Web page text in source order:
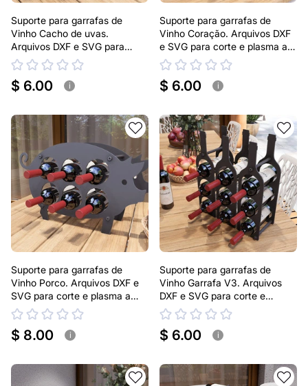
Suporte para garrafas de
Vinho Cacho de uvas.
Arquivos DXF e SVG para
corte e plasma a laser
$ 6.00 i
Suporte para garrafas de
Vinho Coração. Arquivos DXF
e SVG para corte e plasma a
laser
$ 6.00 i
Suporte para garrafas de
Vinho Porco. Arquivos DXF e
SVG para corte e plasma a
laser
$ 8.00 i
Suporte para garrafas de
Vinho Garrafa V3. Arquivos
DXF e SVG para corte e
plasma a laser
$ 6.00 i